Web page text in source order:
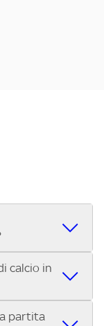
a te per
Sky Wifi, la
League, la UEFA
la MotoGP™ e
calcio in
le partite
partita